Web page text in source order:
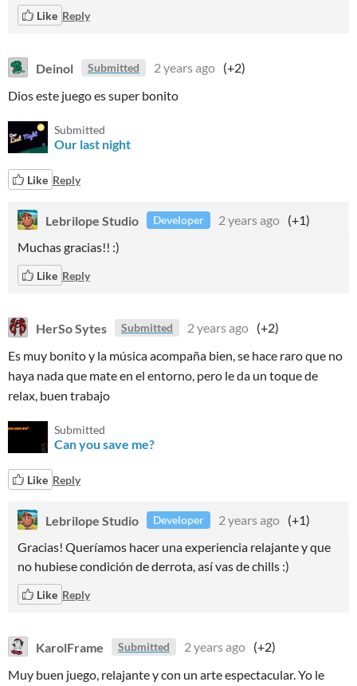
Like Reply
Deinol Submitted 2 years ago (+2)
Dios este juego es super bonito
Submitted
Our last night
Like Reply
Lebrilope Studio Developer 2 years ago (+1)
Muchas gracias!! :)
Like Reply
HerSo Sytes Submitted 2 years ago (+2)
Es muy bonito y la música acompaña bien, se hace raro que no
haya nada que mate en el entorno, pero le da un toque de
relax, buen trabajo
Submitted
Can you save me?
Like Reply
Lebrilope Studio Developer 2 years ago (+1)
Gracias! Queríamos hacer una experiencia relajante y que
no hubiese condición de derrota, así vas de chills :)
Like Reply
KarolFrame Submitted 2 years ago (+2)
Muy buen juego, relajante y con un arte espectacular. Yo le